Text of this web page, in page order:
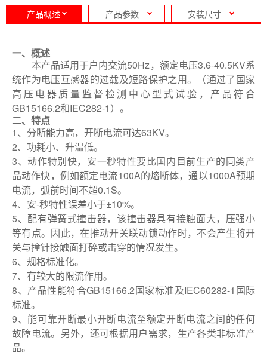
产品概述 产品参数 安装尺寸
一、概述
本产品适用于户内交流50Hz，额定电压3.6-40.5KV系
统作为电压互感器的过载及短路保护之用。（通过了国家
高压电器质量监督检测中心型式试验，产品符合
GB15166.2和IEC282-1）。
二、特点
1、分断能力高，开断电流可达63KV。
2、功耗小、升温低。
3、动作特别快，安一秒特性要比国内目前生产的同类产
品动作快，例如额定电流100A的熔断体，通以1000A预期
电流，弧前时间不超0.1S。
4、安-秒特性误差小于±10%。
5、配有弹簧式撞击器，该撞击器具有接触面大，压强小
等有点。因此，在推动开关联动锁动作时，不会产生将开
关与撞针接触面打碎或击穿的情况发生。
6、规格标准化。
7、有较大的限流作用。
8、产品性能符合GB15166.2国家标准及IEC60282-1国际
标准。
9、能可靠开断最小开断电流至额定开断电流之间的任何
故障电流。另外，还可根据用户需求，生产各类非标准产
品。